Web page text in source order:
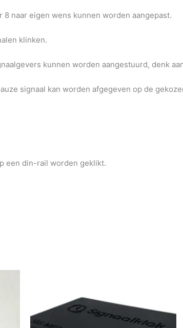
8 naar eigen wens kunnen worden aangepast.
klinken.
kunnen worden aangestuurd, denk
signaal kan worden afgegeven op de
een din-rail worden geklikt.